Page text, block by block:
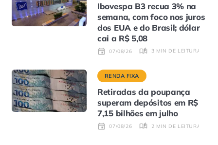
Ibovespa B3 recua 3% na
semana, com foco nos juros
dos EUA e do Brasil; dólar
cai a R$ 5,08
07/08/26 3 MIN DE LEITURA
RENDA FIXA
Retiradas da poupança
superam depósitos em R$
7,15 bilhões em julho
07/08/26 2 MIN DE LEITURA